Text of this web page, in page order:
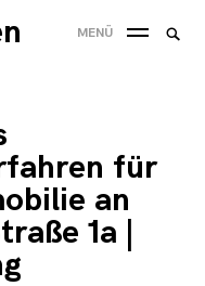
MENÜ
für
an
1a |
Suche